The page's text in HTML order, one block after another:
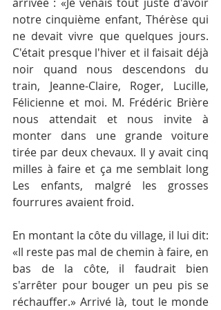
notre cinquième enfant, Thérèse qui
ne devait vivre que quelques jours.
C'était presque l'hiver et il faisait déjà
noir quand nous descendons du
train, Jeanne-Claire, Roger, Lucille,
Félicienne et moi. M. Frédéric Brière
nous attendait et nous invite à
monter dans une grande voiture
tirée par deux chevaux. Il y avait cinq
milles à faire et ça me semblait long
Les enfants, malgré les grosses
fourrures avaient froid.
En montant la côte du village, il lui dit:
«Il reste pas mal de chemin à faire, en
bas de la côte, il faudrait bien
s'arrêter pour bouger un peu pis se
réchauffer.» Arrivé là, tout le monde